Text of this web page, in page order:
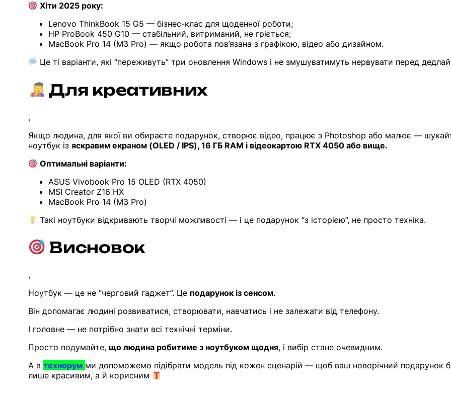
Хіти 2025 року:
Lenovo ThinkBook 15 G5 — бізнес-клас для щоденної роботи;
HP ProBook 450 G10 — стабільний, витриманий, не гріється;
MacBook Pro 14 (M3 Pro) — якщо робота пов’язана з графікою, відео або дизайном.
Це ті варіанти, які “переживуть” три оновлення Windows і не змушуватимуть нервувати перед
Для креативних
,
Якщо людина, для якої ви обираєте подарунок, створює відео, працює з Photoshop або малює —
ноутбук із яскравим екраном (OLED / IPS), 16 ГБ RAM і відеокартою RTX 4050 або вище.
Оптимальні варіанти:
ASUS Vivobook Pro 15 OLED (RTX 4050)
MSI Creator Z16 HX
MacBook Pro 14 (M3 Pro)
Такі ноутбуки відкривають творчі можливості — і це подарунок “з історією”, не просто техніка.
Висновок
,
Ноутбук — це не “черговий гаджет”. Це подарунок із сенсом.
Він допомагає людині розвиватися, створювати, навчатись і не залежати від телефону.
І головне — не потрібно знати всі технічні терміни.
Просто подумайте, що людина робитиме з ноутбуком щодня, і вибір стане очевидним.
А в технорум ми допоможемо підібрати модель під кожен сценарій — щоб ваш новорічний подарунок
лише красивим, а й корисним